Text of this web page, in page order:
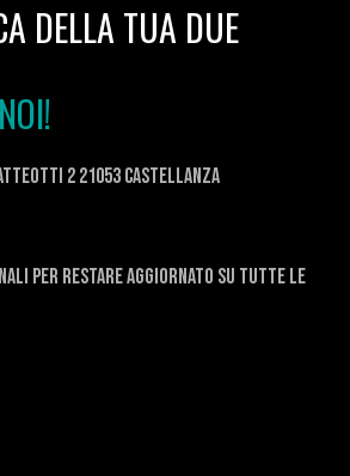
DELLA TUA DUE
2 21053 Castellanza
per restare aggiornato su tutte le